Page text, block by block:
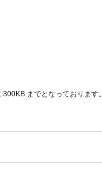
までとなっております。